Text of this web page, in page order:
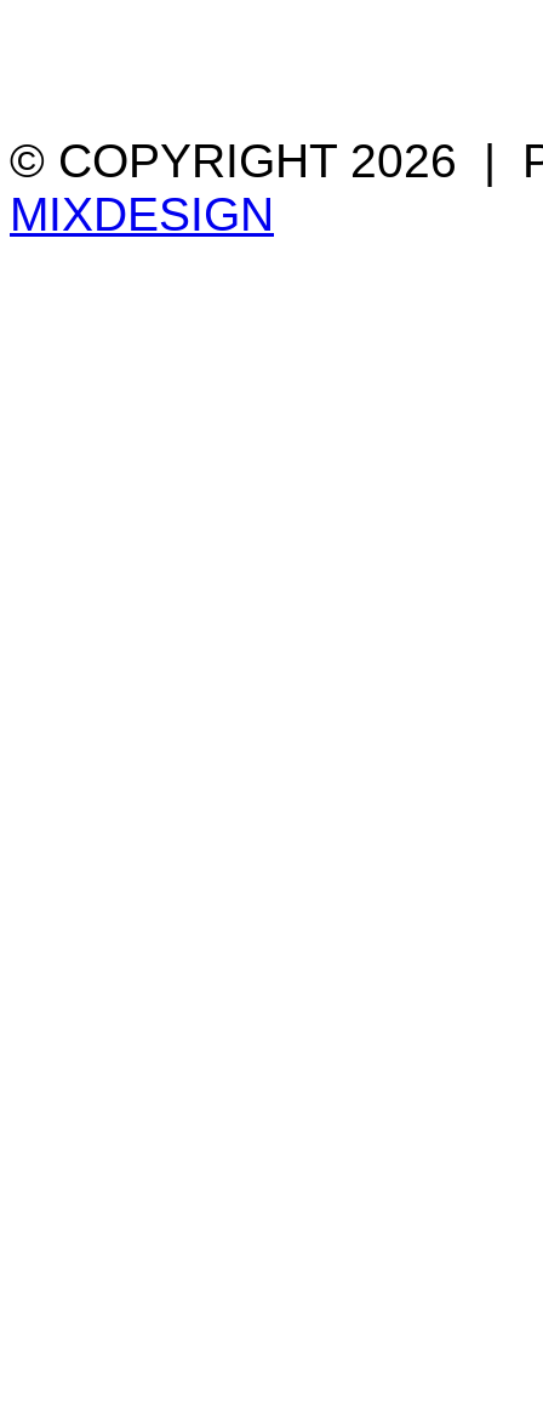
© COPYRIGHT 2026 |
MIXDESIGN